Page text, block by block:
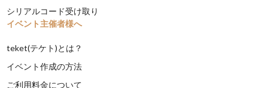
シリアルコード受け取り
イベント主催者様へ
teket(テケト)とは？
イベント作成の方法
ご利用料金について